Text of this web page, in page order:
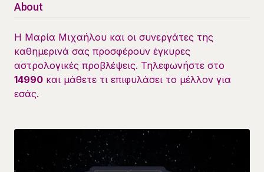
About
Η Μαρία Μιχαήλου και οι συνεργάτες της
καθημερινά σας προσφέρουν έγκυρες
αστρολογικές προβλέψεις. Τηλεφωνήστε στο
14990 και μάθετε τι επιφυλάσει το μέλλον για
εσάς.